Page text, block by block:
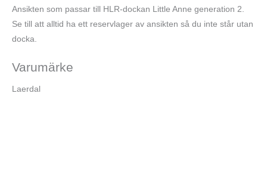
Ansikten som passar till HLR-dockan Little Anne generation 2.
Se till att alltid ha ett reservlager av ansikten så du inte står utan
docka.
Varumärke
Laerdal